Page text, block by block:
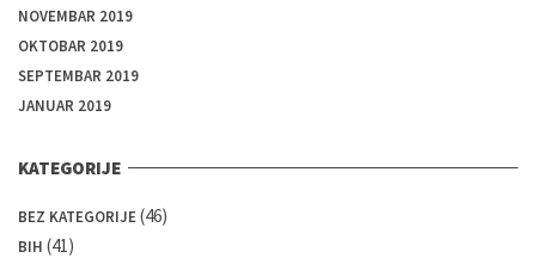
NOVEMBAR 2019
OKTOBAR 2019
SEPTEMBAR 2019
JANUAR 2019
KATEGORIJE
BEZ KATEGORIJE(46)
BIH (41)